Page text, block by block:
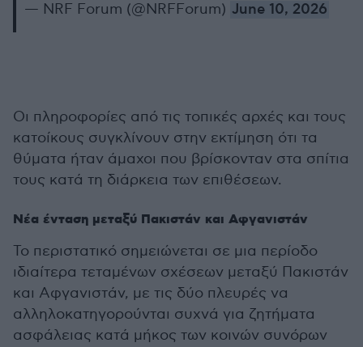
— NRF Forum (@NRFForum) June 10, 2026
Οι πληροφορίες από τις τοπικές αρχές και τους
κατοίκους συγκλίνουν στην εκτίμηση ότι τα
θύματα ήταν άμαχοι που βρίσκονταν στα σπίτια
τους κατά τη διάρκεια των επιθέσεων.
Νέα ένταση μεταξύ Πακιστάν και Αφγανιστάν
Το περιστατικό σημειώνεται σε μια περίοδο
ιδιαίτερα τεταμένων σχέσεων μεταξύ Πακιστάν
και Αφγανιστάν, με τις δύο πλευρές να
αλληλοκατηγορούνται συχνά για ζητήματα
ασφάλειας κατά μήκος των κοινών συνόρων